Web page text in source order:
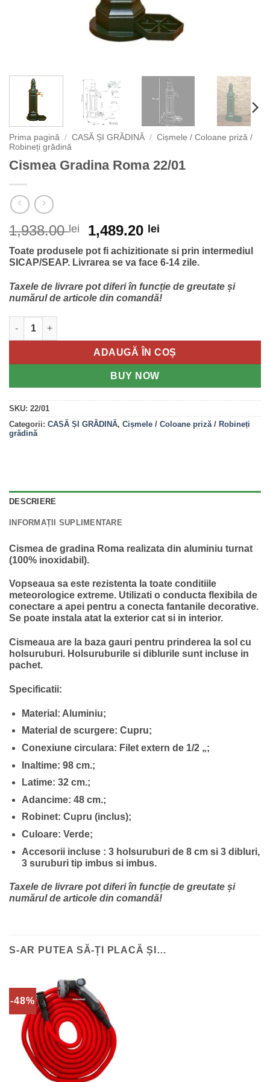
Prima pagină / CASĂ ȘI GRĂDINĂ / Cișmele / Coloane priză /
Robineți grădină
Cismea Gradina Roma 22/01
1,938.00 lei
Prețul
inițial
a
1,938.00 lei.
1,489.20 lei
curent
este:
Toate produsele pot fi achizitionate si prin intermediul
SICAP/SEAP. Livrarea se va face 6-14 zile.
Taxele de livrare pot diferi în funcție de greutate și
numărul de articole din comandă!
ADAUGĂ ÎN COȘ
BUY NOW
SKU: 22/01
Categorii: CASĂ ȘI GRĂDINĂ, Cișmele / Coloane priză / Robineți
grădină
DESCRIERE
INFORMAȚII SUPLIMENTARE
Cismea de gradina Roma realizata din aluminiu turnat
(100% inoxidabil).
Vopseaua sa este rezistenta la toate conditiile
meteorologice extreme. Utilizati o conducta flexibila de
conectare a apei pentru a conecta fantanile decorative.
Se poate instala atat la exterior cat si in interior.
Cismeaua are la baza gauri pentru prinderea la sol cu
holsuruburi. Holsuruburile si diblurile sunt incluse in
pachet.
Specificatii:
Material: Aluminiu;
Material de scurgere: Cupru;
Conexiune circulara: Filet extern de 1/2 „;
Inaltime: 98 cm.;
Latime: 32 cm.;
Adancime: 48 cm.;
Robinet: Cupru (inclus);
Culoare: Verde;
Accesorii incluse : 3 holsuruburi de 8 cm si 3 dibluri,
3 suruburi tip imbus si imbus.
Taxele de livrare pot diferi în funcție de greutate și
numărul de articole din comandă!
S-AR PUTEA SĂ-ȚI PLACĂ ȘI…
-48%